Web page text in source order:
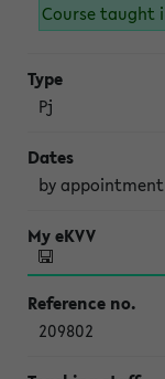
Course taught
Pj
by appointment
209802